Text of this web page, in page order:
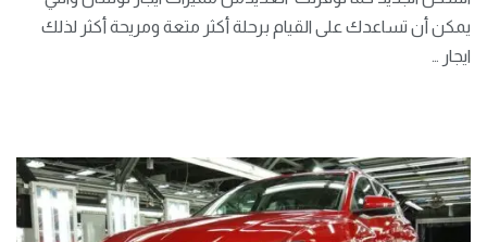
يمكن أن تساعدك على القيام برحلة أكثر متعة ومريحة أكثر لذلك
ايجار …